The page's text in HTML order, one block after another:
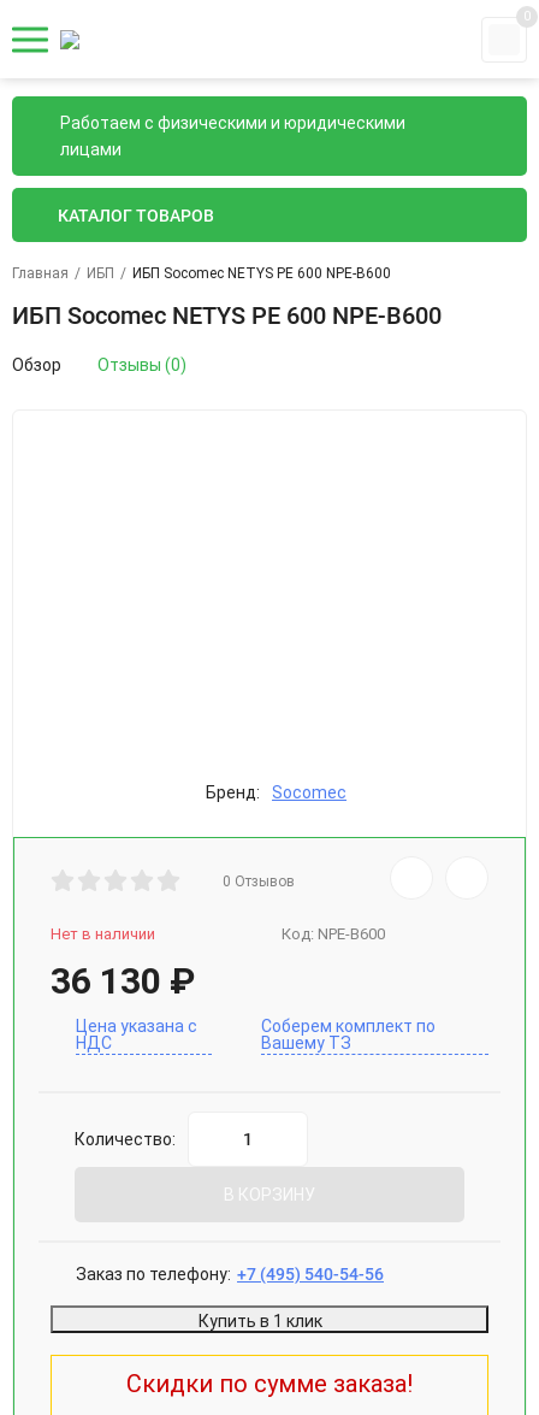
0
Работаем с физическими и юридическими
лицами
КАТАЛОГ ТОВАРОВ
Главная / ИБП / ИБП Socomec NETYS PE 600 NPE-B600
ИБП Socomec NETYS PE 600 NPE-B600
Обзор Отзывы (0)
Бренд: Socomec
0 Отзывов
Код: NPE-B600
Нет в наличии
36 130 ₽
Цена указана с
НДС
Соберем комплект по
Вашему ТЗ
Количество:
В КОРЗИНУ
Заказ по телефону: +7 (495) 540-54-56
Купить в 1 клик
Скидки по сумме заказа!